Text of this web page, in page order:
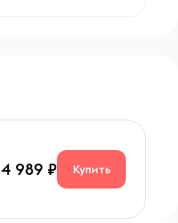
4 989 Купить